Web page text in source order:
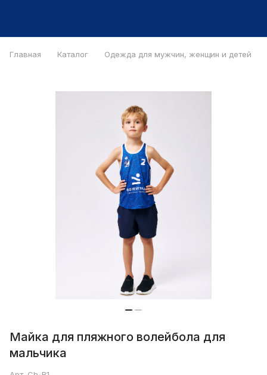
Главная Каталог Одежда для мужчин, женщин и детей
Майка для пляжного волейбола для
мальчика